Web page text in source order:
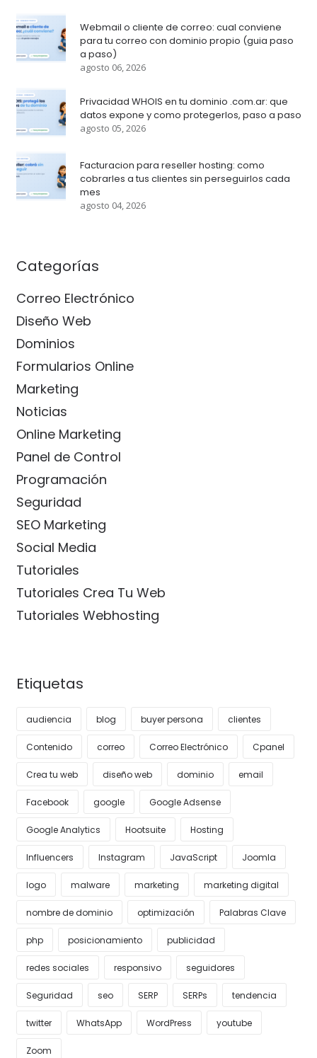
Webmail o cliente de correo: cual conviene
para tu correo con dominio propio (guia paso
a paso)
agosto 06, 2026
Privacidad WHOIS en tu dominio .com.ar: que
datos expone y como protegerlos, paso a paso
agosto 05, 2026
Facturacion para reseller hosting: como
cobrarles a tus clientes sin perseguirlos cada
mes
agosto 04, 2026
Categorías
Correo Electrónico
Diseño Web
Dominios
Formularios Online
Marketing
Noticias
Online Marketing
Panel de Control
Programación
Seguridad
SEO Marketing
Social Media
Tutoriales
Tutoriales Crea Tu Web
Tutoriales Webhosting
Etiquetas
audiencia blog buyer persona clientes
Contenido correo Correo Electrónico Cpanel
Crea tu web diseño web dominio email
Facebook google Google Adsense
Google Analytics Hootsuite Hosting
Influencers Instagram JavaScript Joomla
logo malware marketing marketing digital
nombre de dominio optimización Palabras Clave
php posicionamiento publicidad
redes sociales responsivo seguidores
Seguridad seo SERP SERPs tendencia
twitter WhatsApp WordPress youtube
Zoom